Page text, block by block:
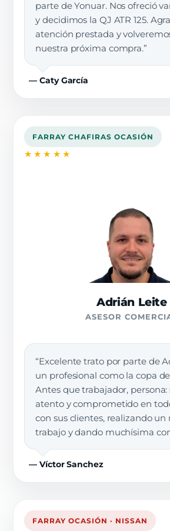
parte de Yonuar. Nos ofreció
y decidimos la QJ ATR 125.
atención prestada y
nuestra próxima compra.”
— Caty García
FARRAY CHAFIRAS OCASIÓN
★★★★★
Adrián Leite
ASESOR
“Excelente trato por parte de
un profesional como la copa
Antes que trabajador,
atento y comprometido en
con sus clientes, realizando un
trabajo y dando muchísima
— Víctor Sanchez
FARRAY OCASIÓN · NISSAN